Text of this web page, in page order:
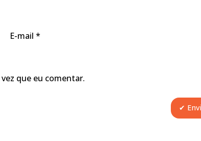
E-mail *
que eu comentar.